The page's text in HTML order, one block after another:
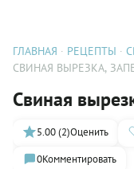
ГЛАВНАЯ РЕЦЕПТЫ
СВИНАЯ ВЫРЕЗКА,
Свиная
5.00 (2)Оценить
0Комментировать